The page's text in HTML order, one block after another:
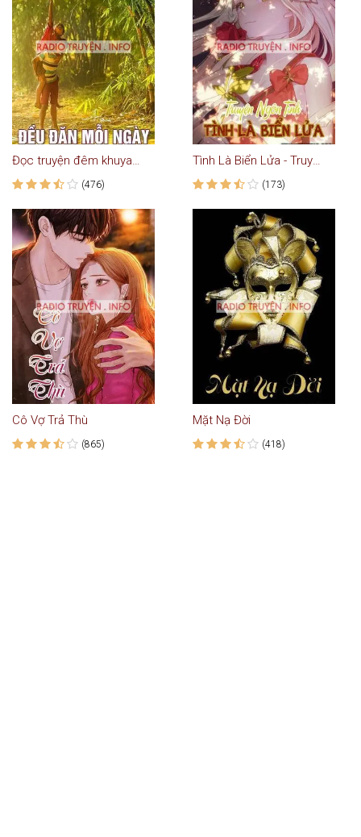
Đọc truyện đêm khuya VOV - Đều đặn mỗi ngày
(476)
Tình Là Biển Lửa - Truyện Ngôn Tình
(173)
Cô Vợ Trả Thù
(865)
Mặt Nạ Đời
(418)